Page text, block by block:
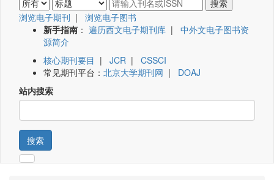
浏览电子期刊 | 浏览电子图书
新手指南 ： 遍历西文电子期刊库 | 中外文电子图书资
源简介
核心期刊要目 | JCR | CSSCI
常见期刊平台： 北京大学期刊网 | DOAJ
站内搜索
搜索